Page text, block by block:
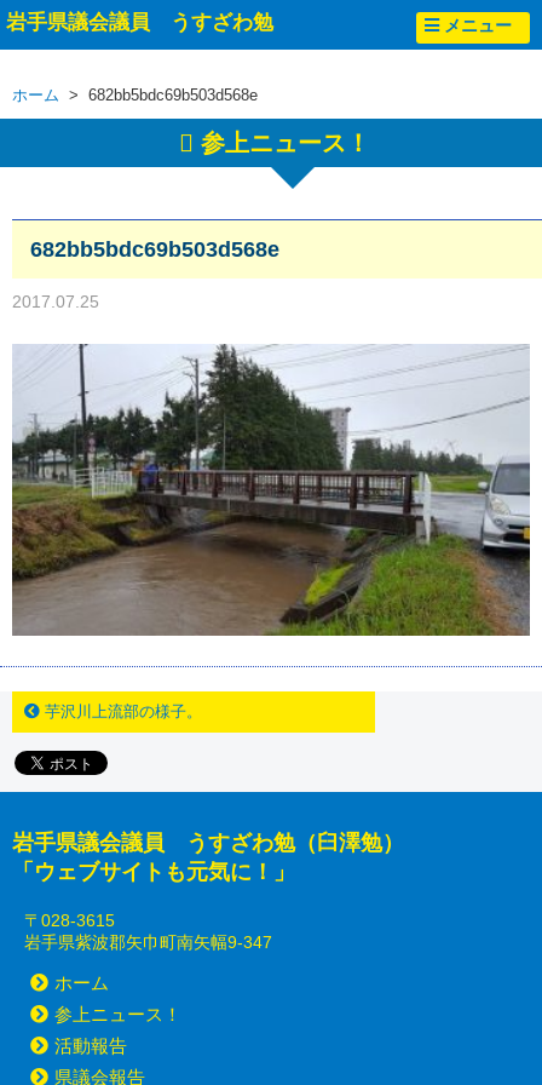
岩手県議会議員 うすざわ勉 メニュー
ホーム > 682bb5bdc69b503d568e
参上ニュース！
682bb5bdc69b503d568e
2017.07.25
芋沢川上流部の様子。
岩手県議会議員 うすざわ勉（臼澤勉）
「ウェブサイトも元気に！」
〒028-3615
岩手県紫波郡矢巾町南矢幅9-347
ホーム
参上ニュース！
活動報告
県議会報告